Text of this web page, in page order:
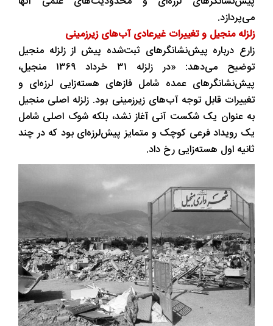
می‌پردازد.
زلزله منجیل و تغییرات غیرعادی آب‌های زیرزمینی
زارع درباره پیش‌نشانگرهای ثبت‌شده پیش از زلزله منجیل
توضیح می‌دهد: «در زلزله ۳۱ خرداد ۱۳۶۹ منجیل،
پیش‌نشانگرهای عمده شامل فازهای هسته‌زایی لرزه‌ای و
تغییرات قابل توجه آب‌های زیرزمینی بود. زلزله اصلی منجیل
به عنوان یک شکست آنی آغاز نشد، بلکه شوک اصلی شامل
یک رویداد فرعی کوچک و متمایز پیش‌لرزه‌ای بود که در چند
ثانیه اول هسته‌زایی رخ داد.